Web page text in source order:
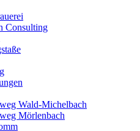
Consulting
Wald-Michelbach
Mörlenbach